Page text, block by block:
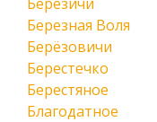
Березная Воля
Берёзовичи
Берестечко
Берестяное
Благодатное